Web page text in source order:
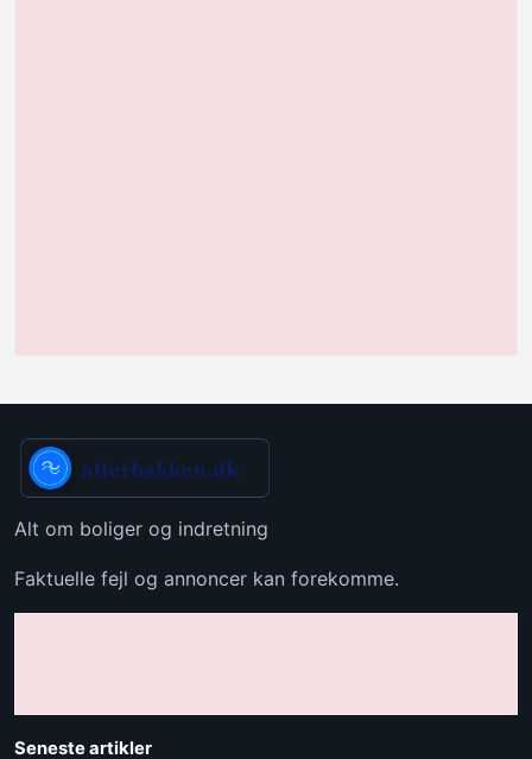
Alt om boliger og indretning
Faktuelle fejl og annoncer kan forekomme.
Seneste artikler